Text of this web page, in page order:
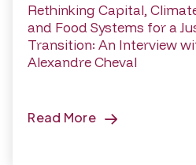
Rethinking Capital,
and Food Systems for a
Transition: An Interview
Alexandre Cheval
Read More